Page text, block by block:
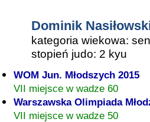
Dominik
kategoria wiekowa:
stopień judo: 2 kyu
WOM Jun. Młodszych 2015
VII miejsce w wadze 60
Warszawska Olimpiada
VII miejsce w wadze 50